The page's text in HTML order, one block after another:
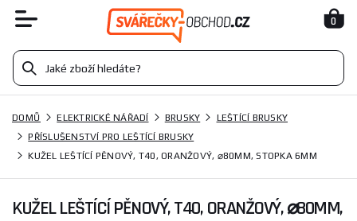
0
DOMŮ ELEKTRICKÉ NÁŘADÍ BRUSKY
LEŠTÍCÍ BRUSKY
PŘÍSLUŠENSTVÍ PRO LEŠTÍCÍ BRUSKY
KUŽEL LEŠTÍCÍ PĚNOVÝ, T40, ORANŽOVÝ, ⌀80MM, STOPKA 6MM
KUŽEL LEŠTÍCÍ PĚNOVÝ, T40, ORANŽOVÝ, ⌀80MM,